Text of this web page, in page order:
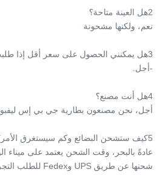
2هل العينة متاحة؟
نعم، ولكنها مشحونة
3هل يمكنني الحصول على سعر أقل إذا طلبت كميات كبيرة؟
-أجل.
4هل أنت مصنع؟
أجل، نحن مصنعون بطارية جي بي إس ليفبو4
5كيف ستشحن البضائع وكم سيستغرق الأمر؟
شحنها عن طريق UPS وFedex للطلب التجريبي.